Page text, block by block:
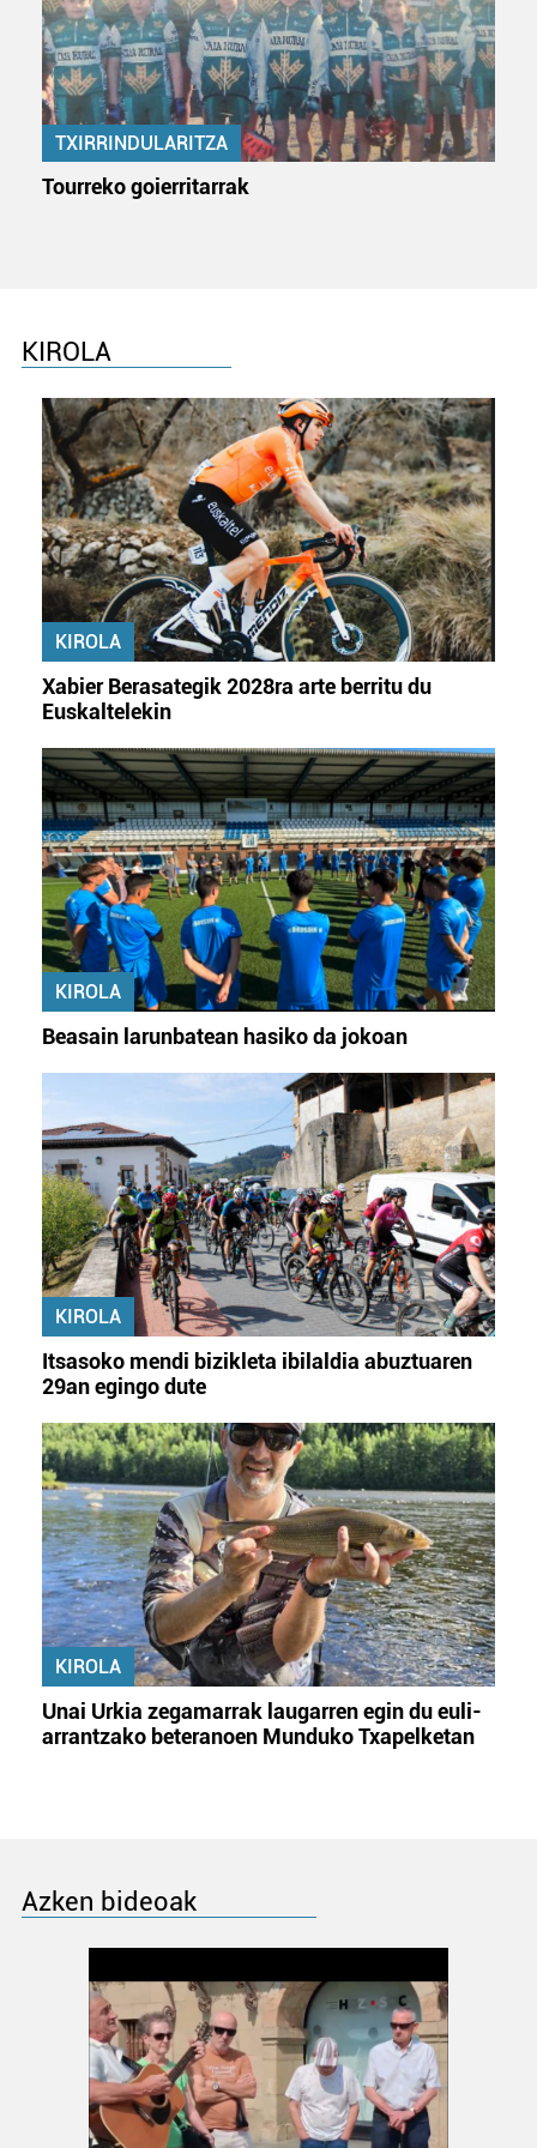
baliatzen gara. Ohar hau onartuz gero, teknologia hori
erabiltzeko baimen esplizitua ematen diguzu.Gehiago
irakurri
TXIRRINDULARITZA
Tourreko goierritarrak
KIROLA
KIROLA
Xabier Berasategik 2028ra arte berritu du
Euskaltelekin
KIROLA
Beasain larunbatean hasiko da jokoan
KIROLA
Itsasoko mendi bizikleta ibilaldia abuztuaren
29an egingo dute
KIROLA
Unai Urkia zegamarrak laugarren egin du euli-
arrantzako beteranoen Munduko Txapelketan
Azken bideoak